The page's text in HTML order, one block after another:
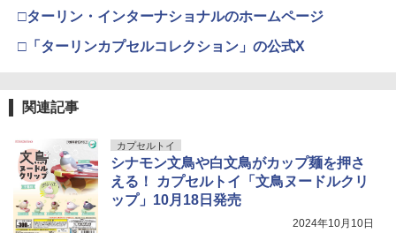
4
HG 機動戦士ガンダム00 グラハム専用ユ
ニオンフラッグカスタム 1/144スケール
5
BANDAI SPIRITS(バンダイスピリッツ)
30MS SIS-H00 セスティエ[カラーC] 色
分け済みプラモデル
USP 10歳以上エアーHOPハンドガン 手
動
上 電動ブローバック フルオート
￥3,815
4
GSIクレオス Mr.トップコート 水性プレ
ミアムトップコートスプレー つや消し 8
8ml ホビー用仕上材 B603
ズ No.3 タミヤセメント(角びん) 40ml 模
型用接着剤 87003
￥184
□ターリン・インターナショナルのホームページ
□「ターリンカプセルコレクション」の公式X
関連記事
カプセルトイ
シナモン文鳥や白文鳥がカップ麺を押さ
える！ カプセルトイ「文鳥ヌードルクリ
ップ」10月18日発売
2024年10月10日